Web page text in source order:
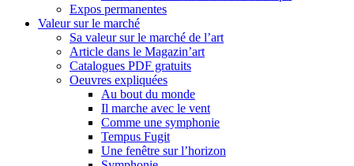
Expos permanentes
Valeur sur le marché
Sa valeur sur le marché de l’art
Article dans le Magazin’art
Catalogues PDF gratuits
Oeuvres expliquées
Au bout du monde
Il marche avec le vent
Comme une symphonie
Tempus Fugit
Une fenêtre sur l’horizon